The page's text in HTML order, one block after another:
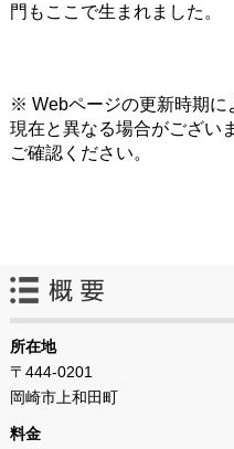
門もここで生まれました。
※ Webページの更新時期に
現在と異なる場合がござい
ご確認ください。
所在地
〒444-0201
岡崎市上和田町
料金